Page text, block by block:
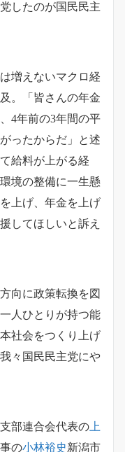
したのが国民民主
増えないマクロ経
。「皆さんの年金
4年前の3年間の平
ったからだ」と述
給料が上がる経
境の整備に一生懸
上げ、年金を上げ
してほしいと訴え
向に政策転換を図
人ひとりが持つ能
社会をつくり上げ
々国民民主党にや
部連合会代表の 上
の小林裕史新潟市